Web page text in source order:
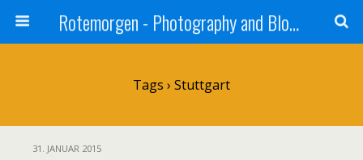
Rotemorgen - Photography and Blog by Alexander Sprinz
Tags › Stuttgart
31. JANUAR 2015